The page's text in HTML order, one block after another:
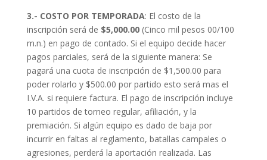
3.- COSTO POR TEMPORADA: El costo de la
inscripción será de $5,000.00(Cinco mil pesos 00/100
m.n.) en pago de contado. Si el equipo decide hacer
pagos parciales, será de la siguiente manera: Se
pagará una cuota de inscripción de $1,500.00 para
poder rolarlo y $500.00 por partido esto será mas el
I.V.A. si requiere factura. El pago de inscripción incluye
10 partidos de torneo regular, afiliación, y la
premiación. Si algún equipo es dado de baja por
incurrir en faltas al reglamento, batallas campales o
agresiones, perderá la aportación realizada. Las